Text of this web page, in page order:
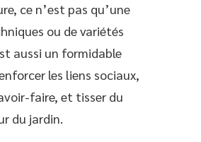
ce n’est pas qu’une
ou de variétés
aussi un formidable
les liens sociaux,
faire, et tisser du
du jardin.